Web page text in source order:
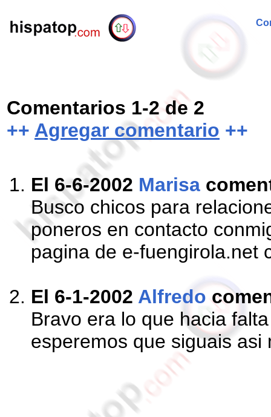
Comentarios 1-2 de 2
++ Agregar comentario ++
El 6-6-2002 Marisa
Busco chicos para
poneros en contacto
pagina de e-fuengirola.net
El 6-1-2002 Alfredo
Bravo era lo que hacia
esperemos que siguais asi